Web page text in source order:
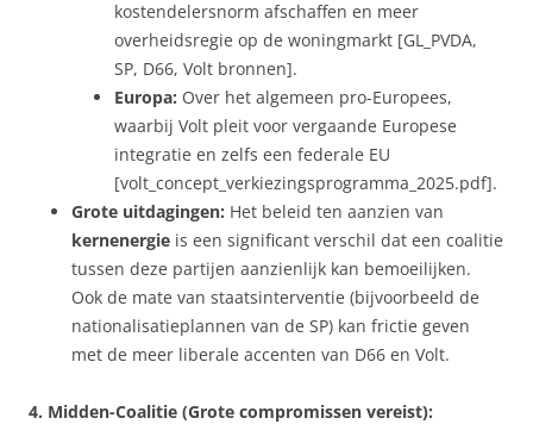
kostendelersnorm afschaffen en meer
overheidsregie op de woningmarkt [GL_PVDA,
SP, D66, Volt bronnen].
Europa: Over het algemeen pro-Europees,
waarbij Volt pleit voor vergaande Europese
integratie en zelfs een federale EU
[volt_concept_verkiezingsprogramma_2025.pdf].
Grote uitdagingen: Het beleid ten aanzien van
kernenergie is een significant verschil dat een coalitie
tussen deze partijen aanzienlijk kan bemoeilijken.
Ook de mate van staatsinterventie (bijvoorbeeld de
nationalisatieplannen van de SP) kan frictie geven
met de meer liberale accenten van D66 en Volt.
4. Midden-Coalitie (Grote compromissen vereist):